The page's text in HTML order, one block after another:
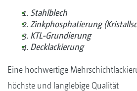
Stahlblech
Zinkphosphatierung
KTL-­Grundierung
Decklackierung
Eine hochwertige
höchste und langlebige Qualität